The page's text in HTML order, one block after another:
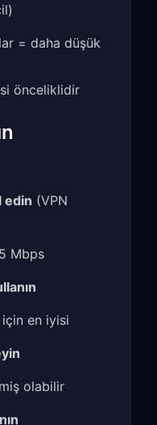
= daha düşük
önceliklidir
edin (VPN
Mbps
en iyisi
olabilir